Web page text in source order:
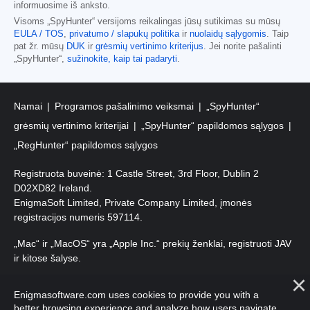
informuosime iš anksto.
Visoms „SpyHunter“ versijoms reikalingas jūsų sutikimas su mūsų
EULA / TOS, privatumo / slapukų politikair nuolaidų sąlygomis. Taip
pat žr. mūsų DUK ir grėsmių vertinimo kriterijus. Jei norite pašalinti
„SpyHunter“, sužinokite, kaip tai padaryti.
Namai Programos pašalinimo veiksmai
„SpyHunter“
grėsmių vertinimo kriterijai
„SpyHunter“ papildomos sąlygos
„RegHunter“ papildomos sąlygos
Registruota buveinė: 1 Castle Street, 3rd Floor, Dublin 2
D02XD82 Ireland.
EnigmaSoft Limited, Private Company Limited, įmonės
registracijos numeris 597114.
„Mac“ ir „MacOS“ yra „Apple Inc.“ prekių ženklai, registruoti JAV
ir kitose šalyse.
saugomos.
Enigmasoftware.com uses cookies to provide you with a